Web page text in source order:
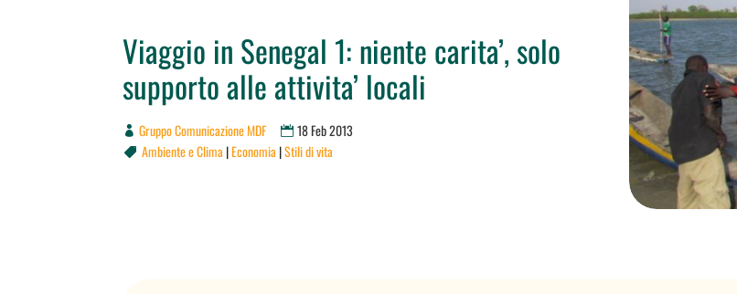
Viaggio in Senegal 1: niente carita’, solo
supporto alle attivita’ locali
Gruppo Comunicazione MDF 18 Feb 2013
 Ambiente e Clima|Economia|Stili di vita